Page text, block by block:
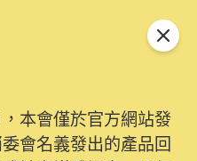
本會僅於官方網站發
會名義發出的產品回
關閉